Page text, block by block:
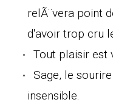
relÃ¨vera point
d'avoir trop cru
Tout plaisir est
Sage, le
insensible.